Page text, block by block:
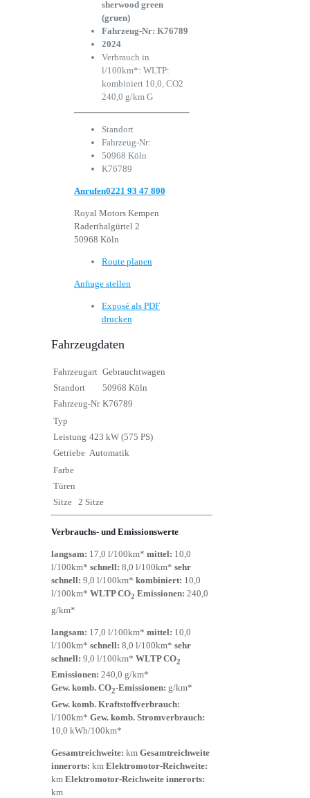
sherwood green
(gruen)
Fahrzeug-Nr: K76789
2024
Verbrauch in
l/100km*: WLTP:
kombiniert 10,0, CO2
240,0 g/km G
Standort
Fahrzeug-Nr:
50968 Köln
K76789
Anrufen0221 93 47 800
Royal Motors Kempen
Raderthalgürtel 2
50968 Köln
Route planen
Anfrage stellen
Exposé als PDF
drucken
Fahrzeugdaten
Fahrzeugart Gebrauchtwagen
Standort
50968 Köln
Fahrzeug-Nr K76789
Typ
Leistung 423 kW (575 PS)
Getriebe Automatik
Farbe
Türen
Sitze
2 Sitze
Verbrauchs- und Emissionswerte
langsam: 17,0 l/100km* mittel: 10,0
l/100km* schnell: 8,0 l/100km* sehr
schnell: 9,0 l/100km* kombiniert: 10,0
l/100km* WLTP CO2 Emissionen: 240,0
g/km*
langsam: 17,0 l/100km* mittel: 10,0
l/100km* schnell: 8,0 l/100km* sehr
schnell: 9,0 l/100km* WLTP CO2
Emissionen: 240,0 g/km*
Gew. komb. CO2-Emissionen: g/km*
Gew. komb. Kraftstoffverbrauch:
l/100km* Gew. komb. Stromverbrauch:
10,0 kWh/100km*
Gesamtreichweite: km Gesamtreichweite
innerorts: km Elektromotor-Reichweite:
km Elektromotor-Reichweite innerorts:
km